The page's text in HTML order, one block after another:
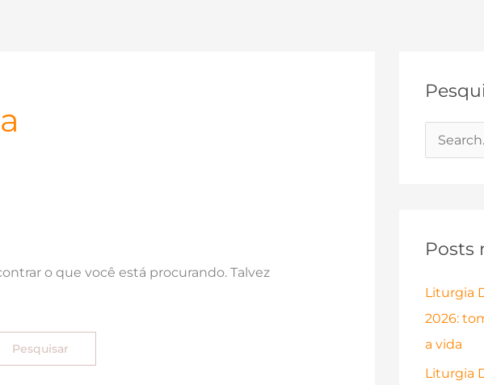
o que você está procurando. Talvez
u
s
a
r
p
Posts
Liturgia
2026:
a vida
Liturgia